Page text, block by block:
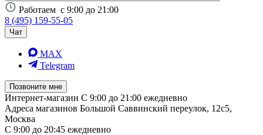
Работаем с 9:00 до 21:00
8 (495) 159-55-05
Чат
MAX
Telegram
Позвоните мне
Интернет-магазин С 9:00 до 21:00 ежедневно
Адреса магазинов Большой Саввинский переулок, 12с5,
Москва
С 9:00 до 20:45 ежедневно